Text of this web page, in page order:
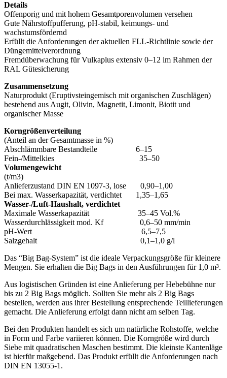
Details
Offenporig und mit hohem Gesamtporenvolumen versehen
Gute Nährstoffpufferung, pH-stabil, keimungs- und
wachstumsfördernd
Erfüllt die Anforderungen der aktuellen FLL-Richtlinie sowie der
Düngemittelverordnung
Fremdüberwachung für Vulkaplus extensiv 0–12 im Rahmen der
RAL Gütesicherung
Zusammensetzung
Naturprodukt (Eruptivsteingemisch mit organischen Zuschlägen)
bestehend aus Augit, Olivin, Magnetit, Limonit, Biotit und
organischer Masse
Korngrößenverteilung
(Anteil an der Gesamtmasse in %)
Abschlämmbare Bestandteile 6–15
Fein-/Mittelkies 35–50
Volumengewicht
(t/m3)
Anlieferzustand DIN EN 1097-3, lose 0,90–1,00
Bei max. Wasserkapazität, verdichtet 1,35–1,65
Wasser-/Luft-Haushalt, verdichtet
Maximale Wasserkapazität 35–45 Vol.%
Wasserdurchlässigkeit mod. Kf 0,6–50 mm/min
pH-Wert 6,5–7,5
Salzgehalt 0,1–1,0 g/l
Das “Big Bag-System” ist die ideale Verpackungsgröße für kleinere
Mengen. Sie erhalten die Big Bags in den Ausführungen für 1,0 m³.
Aus logistischen Gründen ist eine Anlieferung per Hebebühne nur
bis zu 2 Big Bags möglich. Sollten Sie mehr als 2 Big Bags
bestellen, werden aus ihrer Bestellung entsprechende Teillieferungen
gemacht. Die Anlieferung erfolgt dann nicht am selben Tag.
Bei den Produkten handelt es sich um natürliche Rohstoffe, welche
in Form und Farbe variieren können. Die Korngröße wird durch
Siebe mit quadratischen Maschen bestimmt. Die kleinste Kantenläge
ist hierfür maßgebend. Das Produkt erfüllt die Anforderungen nach
DIN EN 13055-1.